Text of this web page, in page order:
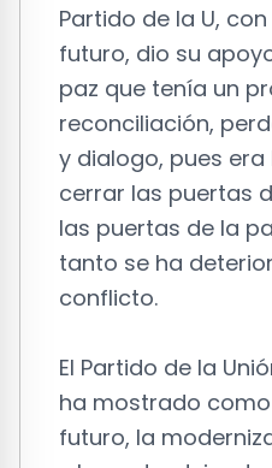
Partido de la U,
futuro, dio su
paz que tenía un
reconciliación,
y dialogo, pues
cerrar las puertas
las puertas de la
tanto se ha
conflicto.
El Partido de la
ha mostrado
futuro, la